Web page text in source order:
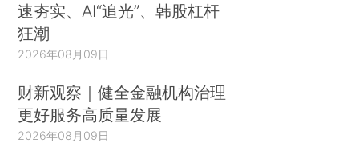
速夯实、AI“追光”、韩股杠杆
狂潮
2026年08月09日
财新观察｜健全金融机构治理
更好服务高质量发展
2026年08月09日